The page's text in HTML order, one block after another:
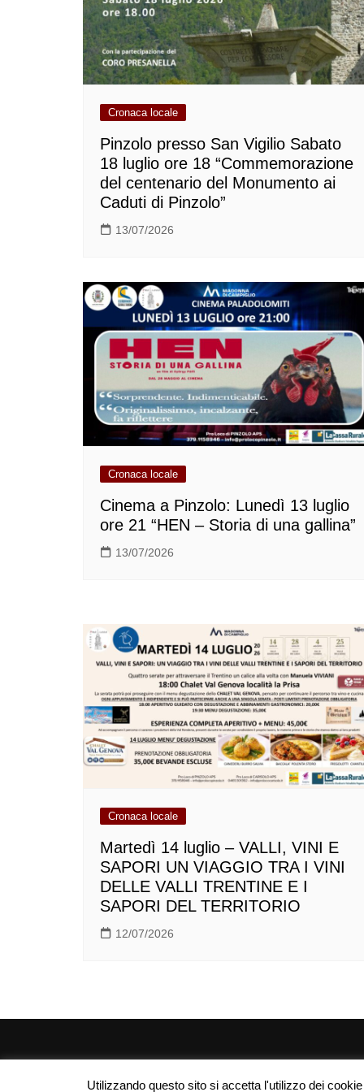
Cronaca locale
Pinzolo presso San Vigilio Sabato
18 luglio ore 18 “Commemorazione
del centenario del Monumento ai
Caduti di Pinzolo”
13/07/2026
Cronaca locale
Cinema a Pinzolo: Lunedì 13 luglio
ore 21 “HEN – Storia di una gallina”
13/07/2026
Cronaca locale
Martedì 14 luglio – VALLI, VINI E
SAPORI UN VIAGGIO TRA I VINI
DELLE VALLI TRENTINE E I
SAPORI DEL TERRITORIO
12/07/2026
| Campanedipinzolo.it - Webmaster: Marco
Utilizzando questo sito si accetta l'utilizzo dei